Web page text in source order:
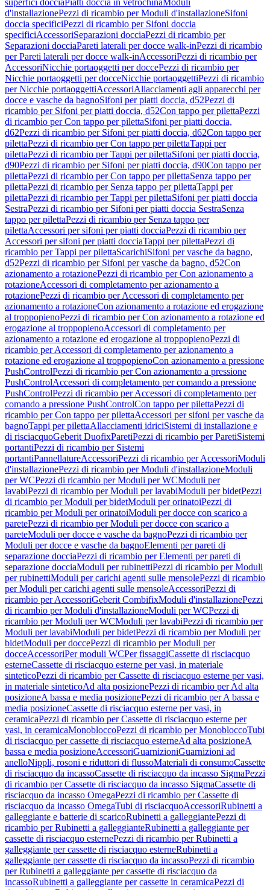
superfici docciaPiatti doccia in vetrochinaModuli
d'installazionePezzi di ricambio per Moduli d'installazioneSifoni
doccia specificiPezzi di ricambio per Sifoni doccia
specificiAccessoriSeparazioni docciaPezzi di ricambio per
Separazioni docciaPareti laterali per docce walk-inPezzi di ricambio
per Pareti laterali per docce walk-inAccessoriPezzi di ricambio per
AccessoriNicchie portaoggetti per doccePezzi di ricambio per
Nicchie portaoggetti per docceNicchie portaoggettiPezzi di ricambio
per Nicchie portaoggettiAccessoriAllacciamenti agli apparecchi per
docce e vasche da bagnoSifoni per piatti doccia, d52Pezzi di
ricambio per Sifoni per piatti doccia, d52Con tappo per pilettaPezzi
di ricambio per Con tappo per pilettaSifoni per piatti doccia,
d62Pezzi di ricambio per Sifoni per piatti doccia, d62Con tappo per
pilettaPezzi di ricambio per Con tappo per pilettaTappi per
pilettaPezzi di ricambio per Tappi per pilettaSifoni per piatti doccia,
d90Pezzi di ricambio per Sifoni per piatti doccia, d90Con tappo per
pilettaPezzi di ricambio per Con tappo per pilettaSenza tappo per
pilettaPezzi di ricambio per Senza tappo per pilettaTappi per
pilettaPezzi di ricambio per Tappi per pilettaSifoni per piatti doccia
SestraPezzi di ricambio per Sifoni per piatti doccia SestraSenza
tappo per pilettaPezzi di ricambio per Senza tappo per
pilettaAccessori per sifoni per piatti docciaPezzi di ricambio per
Accessori per sifoni per piatti docciaTappi per pilettaPezzi di
ricambio per Tappi per pilettaScarichiSifoni per vasche da bagno,
d52Pezzi di ricambio per Sifoni per vasche da bagno, d52Con
azionamento a rotazionePezzi di ricambio per Con azionamento a
rotazioneAccessori di completamento per azionamento a
rotazionePezzi di ricambio per Accessori di completamento per
azionamento a rotazioneCon azionamento a rotazione ed erogazione
al troppopienoPezzi di ricambio per Con azionamento a rotazione ed
erogazione al troppopienoAccessori di completamento per
azionamento a rotazione ed erogazione al troppopienoPezzi di
ricambio per Accessori di completamento per azionamento a
rotazione ed erogazione al troppopienoCon azionamento a pressione
PushControlPezzi di ricambio per Con azionamento a pressione
PushControlAccessori di completamento per comando a pressione
PushControlPezzi di ricambio per Accessori di completamento per
comando a pressione PushControlCon tappo per pilettaPezzi di
ricambio per Con tappo per pilettaAccessori per sifoni per vasche da
bagnoTappi per pilettaAllacciamenti idriciSistemi di installazione e
di risciacquoGeberit DuofixParetiPezzi di ricambio per ParetiSistemi
portantiPezzi di ricambio per Sistemi
portantiPannellatureAccessoriPezzi di ricambio per AccessoriModuli
d'installazionePezzi di ricambio per Moduli d'installazioneModuli
per WCPezzi di ricambio per Moduli per WCModuli per
lavabiPezzi di ricambio per Moduli per lavabiModuli per bidetPezzi
di ricambio per Moduli per bidetModuli per orinatoiPezzi di
ricambio per Moduli per orinatoiModuli per docce con scarico a
paretePezzi di ricambio per Moduli per docce con scarico a
pareteModuli per docce e vasche da bagnoPezzi di ricambio per
Moduli per docce e vasche da bagnoElementi per pareti di
separazione docciaPezzi di ricambio per Elementi per pareti di
separazione docciaModuli per rubinettiPezzi di ricambio per Moduli
per rubinettiModuli per carichi agenti sulle mensolePezzi di ricambio
per Moduli per carichi agenti sulle mensoleAccessoriPezzi di
ricambio per AccessoriGeberit CombifixModuli d'installazionePezzi
di ricambio per Moduli d'installazioneModuli per WCPezzi di
ricambio per Moduli per WCModuli per lavabiPezzi di ricambio per
Moduli per lavabiModuli per bidetPezzi di ricambio per Moduli per
bidetModuli per doccePezzi di ricambio per Moduli per
docceAccessoriPer moduli WCPer fissaggiCassette di risciacquo
esterneCassette di risciacquo esterne per vasi, in materiale
sinteticoPezzi di ricambio per Cassette di risciacquo esterne per vasi,
in materiale sinteticoAd alta posizionePezzi di ricambio per Ad alta
posizioneA bassa e media posizionePezzi di ricambio per A bassa e
media posizioneCassette di risciacquo esterne per vasi, in
ceramicaPezzi di ricambio per Cassette di risciacquo esterne per
vasi, in ceramicaMonobloccoPezzi di ricambio per MonobloccoTubi
di risciacquo per cassette di risciacquo esterneAd alta posizioneA
bassa e media posizioneAccessoriGuarnizioniGuarnizioni ad
anelloNippli, rosoni e riduttori di flussoMateriali di consumoCassette
di risciacquo da incassoCassette di risciacquo da incasso SigmaPezzi
di ricambio per Cassette di risciacquo da incasso SigmaCassette di
risciacquo da incasso OmegaPezzi di ricambio per Cassette di
risciacquo da incasso OmegaTubi di risciacquoAccessoriRubinetti a
galleggiante e batterie di scaricoRubinetti a galleggiantePezzi di
ricambio per Rubinetti a galleggianteRubinetti a galleggiante per
cassette di risciacquo esternePezzi di ricambio per Rubinetti a
galleggiante per cassette di risciacquo esterneRubinetti a
galleggiante per cassette di risciacquo da incassoPezzi di ricambio
per Rubinetti a galleggiante per cassette di risciacquo da
incassoRubinetti a galleggiante per cassette in ceramicaPezzi di